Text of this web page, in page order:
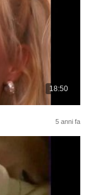
18:50
5 anni fa